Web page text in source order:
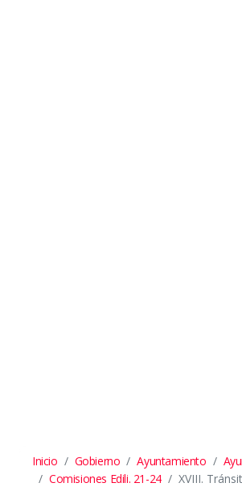
Inicio Gobierno Ayuntamiento
Comisiones Edili. 21-24
XVIII.